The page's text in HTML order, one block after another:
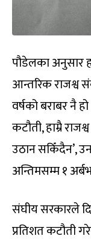
पौडेलका अनुसार
आन्तरिक राजश्व
वर्षको बराबर नै
कटौती, हाम्रै
उठान सकिँदैन’,
अन्तिमसम्म १
संघीय सरकारले
प्रतिशत कटौती